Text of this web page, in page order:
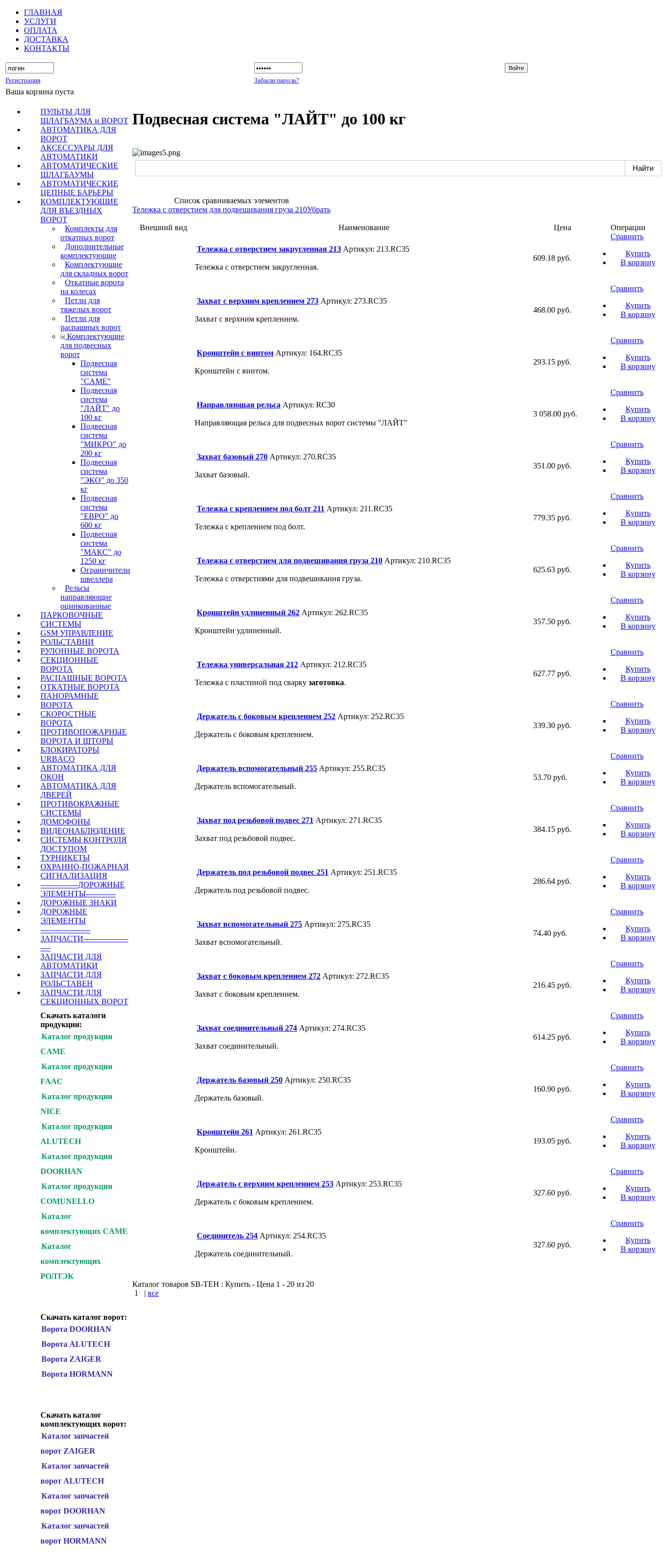
ГЛАВНАЯ
УСЛУГИ
ОПЛАТА
ДОСТАВКА
КОНТАКТЫ
Регистрация Забыли пароль?
Ваша корзина пуста
ПУЛЬТЫ ДЛЯ
ШЛАГБАУМА и ВОРОТ
АВТОМАТИКА ДЛЯ
ВОРОТ
АКСЕССУАРЫ ДЛЯ
АВТОМАТИКИ
АВТОМАТИЧЕСКИЕ
ШЛАГБАУМЫ
АВТОМАТИЧЕСКИЕ
ЦЕПНЫЕ БАРЬЕРЫ
КОМПЛЕКТУЮЩИЕ
ДЛЯ ВЪЕЗДНЫХ
ВОРОТ
Комплекты для
откатных ворот
Дополнительные
комплектующие
Комплектующие
для складных ворот
Откатные ворота
на колесах
Петли для
тяжелых ворот
Петли для
распашных ворот
Комплектующие
для подвесных
ворот
Подвесная
система
"CAME"
Подвесная
система
"ЛАЙТ" до
100 кг
Подвесная
система
"МИКРО" до
200 кг
Подвесная
система
"ЭКО" до 350
кг
Подвесная
система
"ЕВРО" до
600 кг
Подвесная
система
"МАКС" до
1250 кг
Ограничители
швеллера
Рельсы
направляющие
оцинкованные
ПАРКОВОЧНЫЕ
СИСТЕМЫ
GSM УПРАВЛЕНИЕ
РОЛЬСТАВНИ
РУЛОННЫЕ ВОРОТА
СЕКЦИОННЫЕ
ВОРОТА
РАСПАШНЫЕ ВОРОТА
ОТКАТНЫЕ ВОРОТА
ПАНОРАМНЫЕ
ВОРОТА
СКОРОСТНЫЕ
ВОРОТА
ПРОТИВОПОЖАРНЫЕ
ВОРОТА И ШТОРЫ
БЛОКИРАТОРЫ
URBACO
АВТОМАТИКА ДЛЯ
ОКОН
АВТОМАТИКА ДЛЯ
ДВЕРЕЙ
ПРОТИВОКРАЖНЫЕ
СИСТЕМЫ
ДОМОФОНЫ
ВИДЕОНАБЛЮДЕНИЕ
СИСТЕМЫ КОНТРОЛЯ
ДОСТУПОМ
ТУРНИКЕТЫ
ОХРАННО-ПОЖАРНАЯ
СИГНАЛИЗАЦИЯ
---------------ДОРОЖНЫЕ
ЭЛЕМЕНТЫ------------
ДОРОЖНЫЕ ЗНАКИ
ДОРОЖНЫЕ
ЭЛЕМЕНТЫ
--------------------
ЗАПЧАСТИ------------------
----
ЗАПЧАСТИ ДЛЯ
АВТОМАТИКИ
ЗАПЧАСТИ ДЛЯ
РОЛЬСТАВЕН
ЗАПЧАСТИ ДЛЯ
СЕКЦИОННЫХ ВОРОТ
Скачать каталоги
продукции:
Каталог продукции
CAME
Каталог продукции
FAAC
Каталог продукции
NICE
Каталог продукции
ALUTECH
Каталог продукции
DOORHAN
Каталог продукции
COMUNELLO
Каталог
комплектующих CAME
Каталог
комплектующих
РОЛТЭК
Скачать каталог ворот:
Ворота DOORHAN
Ворота ALUTECH
Ворота ZAIGER
Ворота HORMANN
Скачать каталог
комплектующих ворот:
Каталог запчастей
ворот ZAIGER
Каталог запчастей
ворот ALUTECH
Каталог запчастей
ворот DOORHAN
Каталог запчастей
ворот HORMANN
Подвесная система "ЛАЙТ" до 100 кг
Список сравниваемых элементов
Тележка с отверстием для подвешивания груза 210Убрать
Внешний вид Наименование Цена Операции
Тележка с отверстием закругленная 213 Артикул: 213.RC35
Тележка с отверстием закругленная.
609.18 руб.
Сравнить
Купить
В корзину
Захват с верхним креплением 273 Артикул: 273.RC35
Захват с верхним креплением.
468.00 руб.
Сравнить
Купить
В корзину
Кронштейн с винтом Артикул: 164.RC35
Кронштейн с винтом.
293.15 руб.
Сравнить
Купить
В корзину
Направляющая рельса Артикул: RC30
Направляющая рельса для подвесных ворот системы "ЛАЙТ"
3 058.00 руб.
Сравнить
Купить
В корзину
Захват базовый 270 Артикул: 270.RC35
Захват базовый.
351.00 руб.
Сравнить
Купить
В корзину
Тележка с креплением под болт 211 Артикул: 211.RC35
Тележка с креплением под болт.
779.35 руб.
Сравнить
Купить
В корзину
Тележка с отверстием для подвешивания груза 210 Артикул: 210.RС35
Тележка с отверстиями для подвешивания груза.
625.63 руб.
Сравнить
Купить
В корзину
Кронштейн удлиненный 262 Артикул: 262.RC35
Кронштейн удлиненный.
357.50 руб.
Сравнить
Купить
В корзину
Тележка универсальная 212 Артикул: 212.RC35
Тележка с пластиной под сварку заготовка.
627.77 руб.
Сравнить
Купить
В корзину
Держатель с боковым креплением 252 Артикул: 252.RC35
Держатель с боковым креплением.
339.30 руб.
Сравнить
Купить
В корзину
Держатель вспомогательный 255 Артикул: 255.RC35
Держатель вспомогательный.
53.70 руб.
Сравнить
Купить
В корзину
Захват под резьбовой подвес 271 Артикул: 271.RC35
Захват под резьбовой подвес.
384.15 руб.
Сравнить
Купить
В корзину
Держатель под резьбовой подвес 251 Артикул: 251.RC35
Держатель под резьбовой подвес.
286.64 руб.
Сравнить
Купить
В корзину
Захват вспомогательный 275 Артикул: 275.RC35
Захват вспомогательный.
74.40 руб.
Сравнить
Купить
В корзину
Захват с боковым креплением 272 Артикул: 272.RC35
Захват с боковым креплением.
216.45 руб.
Сравнить
Купить
В корзину
Захват соединительный 274 Артикул: 274.RC35
Захват соединительный.
614.25 руб.
Сравнить
Купить
В корзину
Держатель базовый 250 Артикул: 250.RC35
Держатель базовый.
160.90 руб.
Сравнить
Купить
В корзину
Кронштейн 261 Артикул: 261.RC35
Кронштейн.
193.05 руб.
Сравнить
Купить
В корзину
Держатель с верхним креплением 253 Артикул: 253.RC35
Держатель с боковым креплением.
327.60 руб.
Сравнить
Купить
В корзину
Соединитель 254 Артикул: 254.RC35
Держатель соединительный.
327.60 руб.
Сравнить
Купить
В корзину
Каталог товаров SB-TEH : Купить - Цена 1 - 20 из 20
1
| все